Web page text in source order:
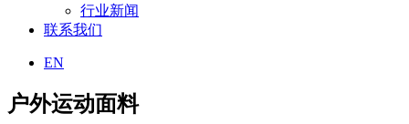
行业新闻
联系我们
EN
户外运动面料